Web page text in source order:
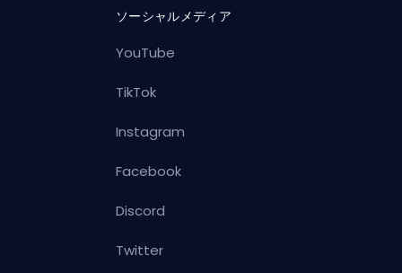
ソーシャルメディア
YouTube
TikTok
Instagram
Facebook
Discord
Twitter